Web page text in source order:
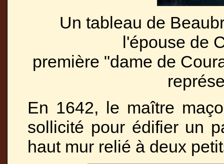
Un tableau de
l'épouse de
première "dame de
En 1642, le maître
sollicité pour édifier un
haut mur relié à deux